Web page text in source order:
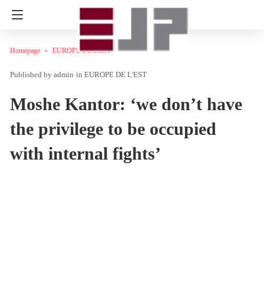
Homepage EUROPE DE L'EST
admin in EUROPE DE L'EST
Moshe Kantor: ‘we don’t have
the privilege to be occupied
with internal fights’